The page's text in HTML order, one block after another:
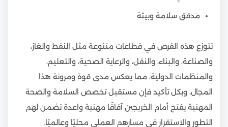
مدقق سلامة وبيئة.
تتوزع هذه الفرص في قطاعات متنوعة مثل النفط والغاز،
والصناعة، والبناء، والنقل، والرعاية الصحية، والتعليم،
والمنظمات الدولية، مما يعكس مدى قوة ومرونة هذا
المجال، وبكل تأكيد فإن مستقبل تخصص السلامة والصحة
المهنية يفتح أمام الخريجين آفاقًا مهنية واعدة تضمن لهم
التطور والاستقرار في مسارهم العملي محليًا وعالميًا.